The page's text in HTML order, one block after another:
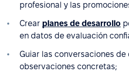
profesional y las
Crear planes de desarrollo
en datos de evaluación
Guiar las conversaciones
observaciones concretas;